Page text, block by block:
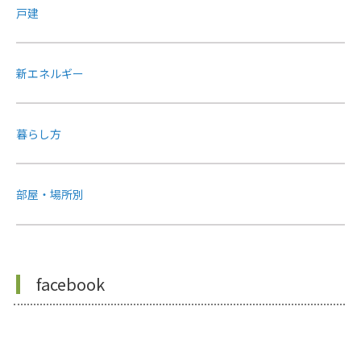
戸建
新エネルギー
暮らし方
部屋・場所別
facebook